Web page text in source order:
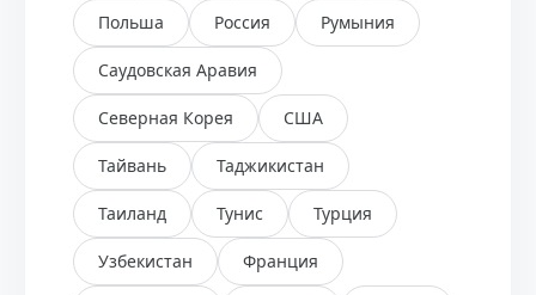
Польша Россия Румыния
Саудовская Аравия
Северная Корея США
Тайвань Таджикистан
Таиланд Тунис Турция
Узбекистан Франция